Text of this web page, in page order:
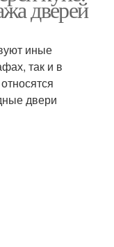
Замки для
дверей
дверей
иные
так и в
двери